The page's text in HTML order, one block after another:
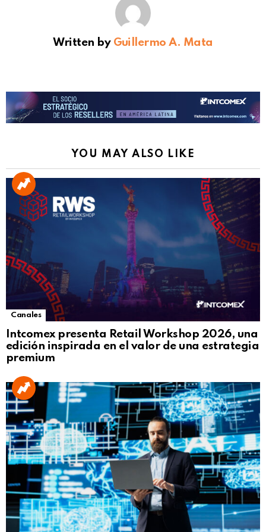
Written by Guillermo A. Mata
YOU MAY ALSO LIKE
Canales
Intcomex presenta Retail Workshop 2026, una
edición inspirada en el valor de una estrategia
premium